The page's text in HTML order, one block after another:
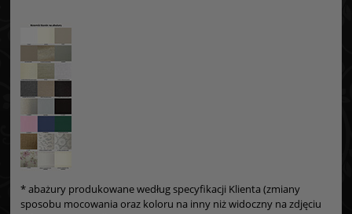
* abażury produkowane według specyfikacji Klienta (zmiany
sposobu mocowania oraz koloru na inny niż widoczny na zdjęciu